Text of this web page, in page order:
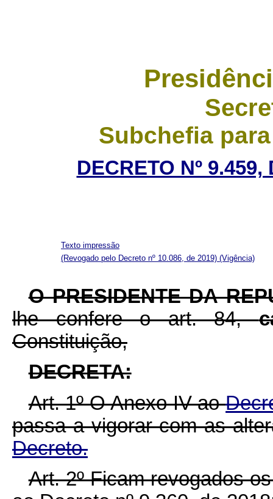
Subchefia
DECRETO Nº
Texto impressão
(Revogado pelo Decreto nº 10.086, de 2019) (Vigência)
O PRESIDENTE DA
lhe confere o art. 84,
Constituição,
DECRETA:
Art. 1º O Anexo IV ao
passa a vigorar com as
Decreto.
Art. 2º Ficam revogados